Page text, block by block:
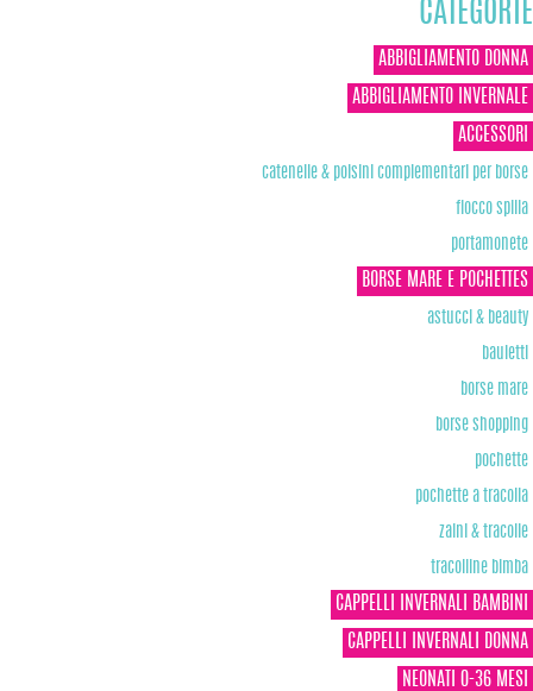
CATEGORIE
ABBIGLIAMENTO DONNA
ABBIGLIAMENTO INVERNALE
ACCESSORI
catenelle & polsini complementari per borse
fiocco spilla
portamonete
BORSE MARE E POCHETTES
astucci & beauty
bauletti
borse mare
borse shopping
pochette
pochette a tracolla
zaini & tracolle
tracolline bimba
CAPPELLI INVERNALI BAMBINI
CAPPELLI INVERNALI DONNA
NEONATI 0-36 MESI